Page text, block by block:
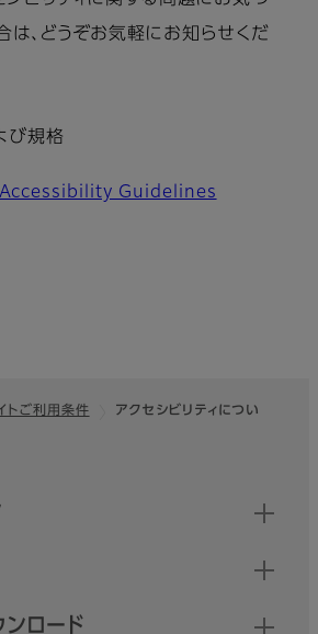
は、どうぞお気軽にお知らせくだ
び規格
Guidelines
トご利用条件
アクセシビリティについ
ンロード